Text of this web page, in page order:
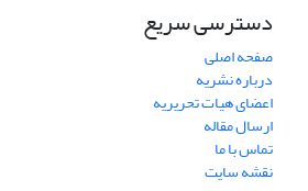
دسترسی سریع
صفحه اصلی
درباره نشریه
اعضای هیات تحریریه
ارسال مقاله
تماس با ما
نقشه سایت